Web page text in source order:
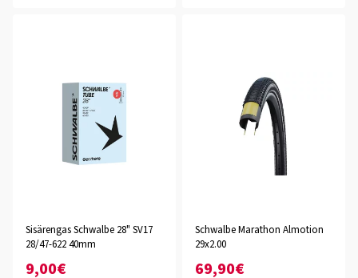
Sisärengas Schwalbe 28" SV17
28/47-622 40mm
9,00€
Schwalbe Marathon Almotion
29x2.00
69,90€